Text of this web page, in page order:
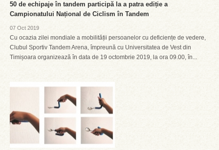
50 de echipaje în tandem participă la a patra ediție a
Campionatului Național de Ciclism în Tandem
07 Oct 2019
Cu ocazia zilei mondiale a mobilității persoanelor cu deficiențe de vedere,
Clubul Sportiv Tandem Arena, împreună cu Universitatea de Vest din
Timișoara organizează în data de 19 octombrie 2019, la ora 09.00, în...